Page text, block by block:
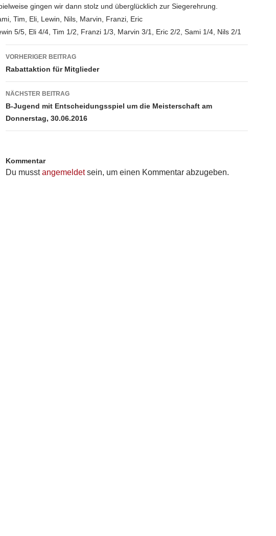
gingen wir dann stolz und überglücklich zur Siegerehrung.
Tim, Eli, Lewin, Nils, Marvin, Franzi, Eric
5/5, Eli 4/4, Tim 1/2, Franzi 1/3, Marvin 3/1, Eric 2/2, Sami 1/4, Nils 2/1
Beitragsnavigation
VORHERIGER BEITRAG
Rabattaktion für Mitglieder
NÄCHSTER BEITRAG
B-Jugend mit Entscheidungsspiel um die Meisterschaft am
Donnerstag, 30.06.2016
Kommentar
Du musstangemeldetsein, um einen Kommentar abzugeben.